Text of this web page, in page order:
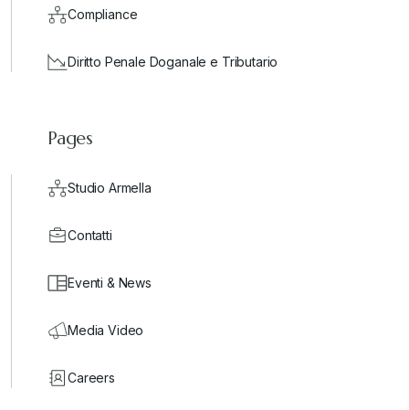
Compliance
Diritto Penale Doganale e Tributario
Pages
Studio Armella
Contatti
Eventi & News
Media Video
Careers